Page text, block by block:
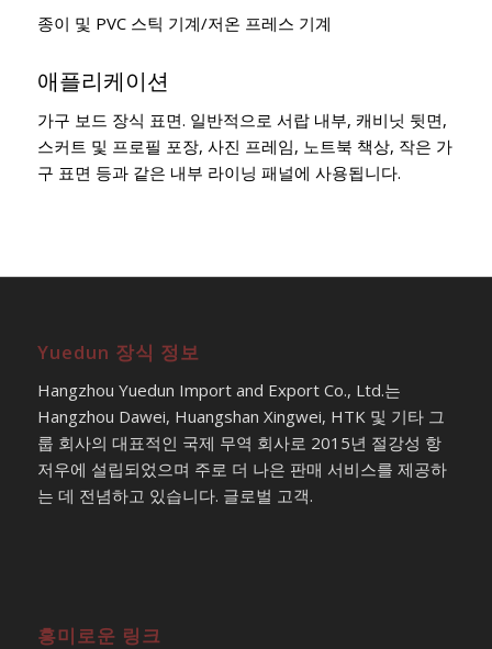
종이 및 PVC 스틱 기계/저온 프레스 기계
애플리케이션
가구 보드 장식 표면. 일반적으로 서랍 내부, 캐비닛 뒷면,
스커트 및 프로필 포장, 사진 프레임, 노트북 책상, 작은 가
구 표면 등과 같은 내부 라이닝 패널에 사용됩니다.
Yuedun 장식 정보
Hangzhou Yuedun Import and Export Co., Ltd.는
Hangzhou Dawei, Huangshan Xingwei, HTK 및 기타 그
룹 회사의 대표적인 국제 무역 회사로 2015년 절강성 항
저우에 설립되었으며 주로 더 나은 판매 서비스를 제공하
는 데 전념하고 있습니다. 글로벌 고객.
흥미로운 링크